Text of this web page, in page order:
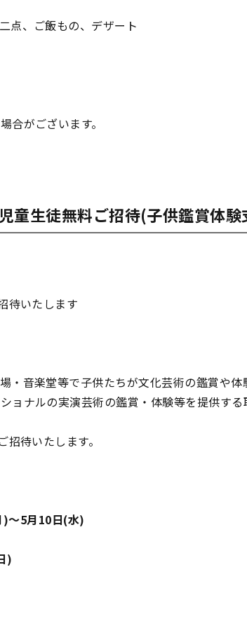
点、ご飯もの、デザート
がございます。
童生徒無料ご招待(子供鑑賞体験
待いたします
・音楽堂等で子供たちが文化芸術の鑑賞や
ョナルの実演芸術の鑑賞・体験等を提供す
待いたします。
)〜5月10日(水)
)